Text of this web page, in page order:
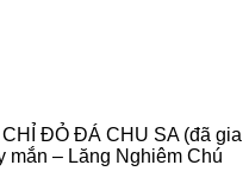
ĐỎ ĐÁ CHU SA (đã gia
mắn – Lăng Nghiêm Chú